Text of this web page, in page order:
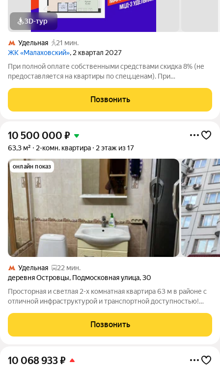
3D-тур
Удельная
21 мин.
ЖК «Малаховский», 2 квартал 2027
При полной оплате собственными средствами скидка 8% (не
предоставляется на квартиры по спец.ценам). При
и до 6% по семейной ипотеке. У покупателя также есть право
воспользоваться скидкой в
Позвонить
10 500 000 ₽
63,3 м² 2-комн. квартира 2 этаж из 17
онлайн показ
Удельная
22 мин.
деревня Островцы, Подмосковная улица,30
Просторная и светлая 2-х комнатная квартира 63 м в районе с
отличной инфраструктурой и транспортной доступностью!
заезжай и живи! Грамотная планировка обеспечивает
максимум комфорта: светлые комнаты
Позвонить
10 068 933₽